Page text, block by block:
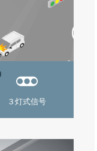
３灯式信号